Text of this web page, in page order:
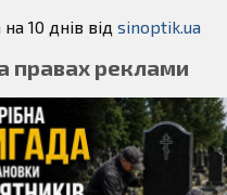
10 днів від sinoptik.ua
правах реклами